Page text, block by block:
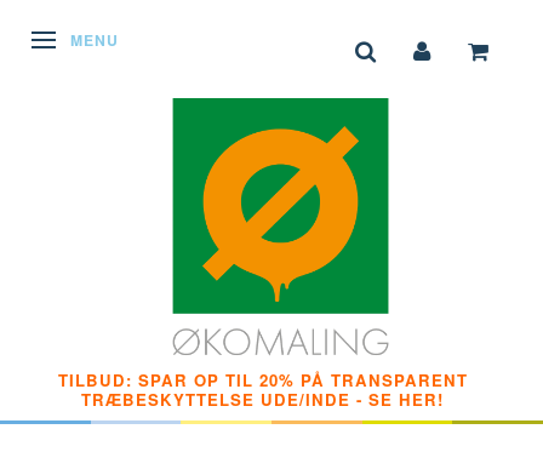
SKIFTE NAVIGATION
MENU
TILBUD: SPAR OP TIL 20% PÅ TRANSPARENT
TRÆBESKYTTELSE UDE/INDE - SE HER!